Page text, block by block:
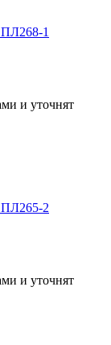
1
и уточнят
2
и уточнят